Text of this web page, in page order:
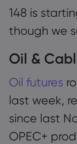
148 is
though we
Oil &
Oil futures
last week,
since last
OPEC+